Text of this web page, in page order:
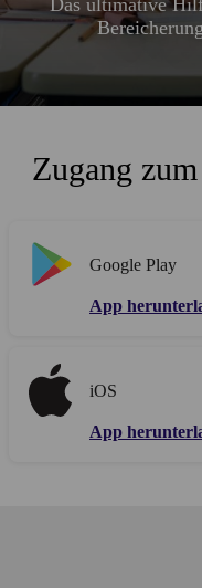
Das ultimative
Zugang
Google Play
App
iOS
App